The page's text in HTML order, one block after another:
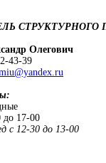
СТРУКТУРНОГО
Олегович
43-39
17-00
с 12-30 до 13-00